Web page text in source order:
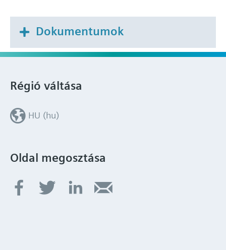
Dokumentumok
Oldal megosztása
Régió váltása
HU (hu)